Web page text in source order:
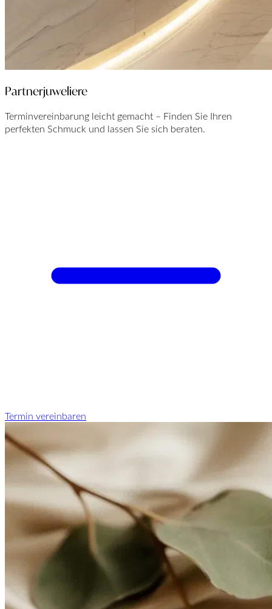
Partnerjuweliere
Terminvereinbarung leicht gemacht – Finden Sie Ihren
perfekten Schmuck und lassen Sie sich beraten.
Termin vereinbaren